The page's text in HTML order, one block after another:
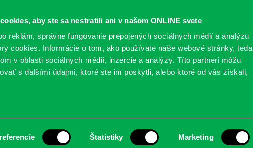
aby ste sa nestratili ani v našom ONLINE svete
reklám, správne fungovanie prepojených sociálnych médií a analýzu
cookies. Informácie o tom, ako používate naše webové stránky, teda
v oblasti sociálnych médií, inzercie a analýzy. Títo partneri môžu
s ďalšími údajmi, ktoré ste im poskytli, alebo ktoré od vás získali,
Štatistiky Marketing
SLUŽBY PODUJATIA POBOČKY O KNIŽNICI